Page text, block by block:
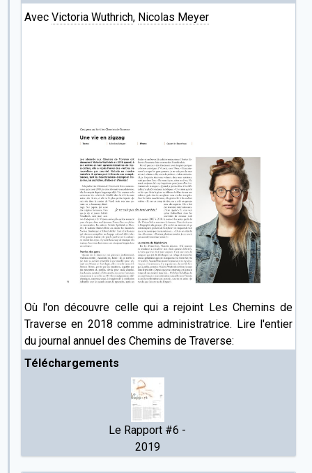
Avec Victoria Wuthrich, Nicolas Meyer
Où l'on découvre celle qui a rejoint Les Chemins de
Traverse en 2018 comme administratrice. Lire l'entier
du journal annuel des Chemins de Traverse:
Téléchargements
Le Rapport #6 -
2019